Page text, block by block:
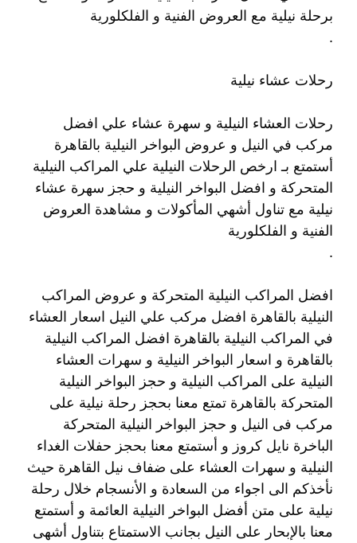
برحلة نيلية مع العروض الفنية و الفلكلورية
.
رحلات عشاء نيلية
رحلات العشاء النيلية و سهرة عشاء علي افضل
مركب في النيل و عروض البواخر النيلية بالقاهرة
أستمتع بـ ارخص الرحلات النيلية علي المراكب النيلية
المتحركة و افضل البواخر النيلية و حجز سهرة عشاء
نيلية مع تناول أشهي المأكولات و مشاهدة العروض
الفنية و الفلكلورية
.
افضل المراكب النيلية المتحركة و عروض المراكب
النيلية بالقاهرة افضل مركب علي النيل اسعار العشاء
في المراكب النيلية بالقاهرة افضل المراكب النيلية
بالقاهرة و اسعار البواخر النيلية و سهرات العشاء
النيلية على المراكب النيلية و حجز البواخر النيلية
المتحركة بالقاهرة تمتع معنا بحجز رحلة نيلية على
مركب فى النيل و حجز البواخر النيلية المتحركة
الباخرة نايل كروز و أستمتع معنا بحجز حفلات الغداء
النيلية و سهرات العشاء على ضفاف نيل القاهرة حيث
نأخذكم الى اجواء من السعادة و الأنسجام خلال رحلة
نيلية على متن أفضل البواخر النيلية العائمة و أستمتع
معنا بالإبحار على النيل بجانب الاستمتاع بتناول أشهى